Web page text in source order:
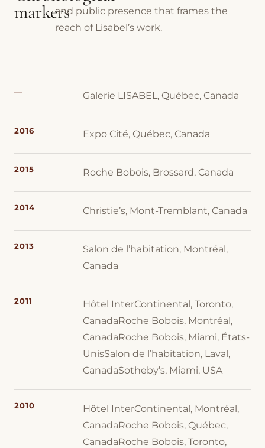
markersand public presence that frames the
reach of Lisabel’s work.
— Galerie LISABEL, Québec, Canada
2016 Expo Cité, Québec, Canada
2015 Roche Bobois, Brossard, Canada
2014 Christie’s, Mont-Tremblant, Canada
2013
Salon de l’habitation, Montréal,
Canada
2011
Hôtel InterContinental, Toronto,
CanadaRoche Bobois, Montréal,
CanadaRoche Bobois, Miami, États-
UnisSalon de l’habitation, Laval,
CanadaSotheby’s, Miami, USA
2010
Hôtel InterContinental, Montréal,
CanadaRoche Bobois, Québec,
CanadaRoche Bobois, Toronto,